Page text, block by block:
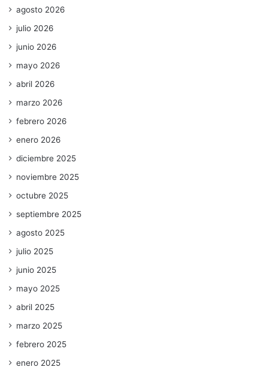
agosto 2026
julio 2026
junio 2026
mayo 2026
abril 2026
marzo 2026
febrero 2026
enero 2026
diciembre 2025
noviembre 2025
octubre 2025
septiembre 2025
agosto 2025
julio 2025
junio 2025
mayo 2025
abril 2025
marzo 2025
febrero 2025
enero 2025